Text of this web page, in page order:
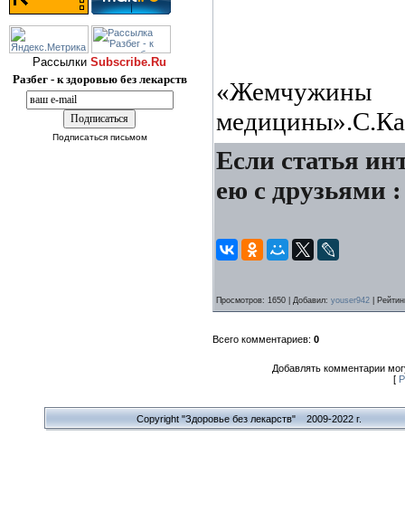
Рассылки Subscribe.Ru
Разбег - к здоровью без лекарств
Подписаться письмом
Если статья
ею с друзьями :
Просмотров: 1650 | Добавил: youser942
Всего комментариев: 0
Добавлять комментарии
[
Copyright "Здоровье без лекарств" 2009-2022 г.